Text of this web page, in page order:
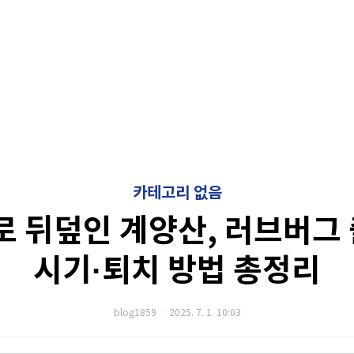
카테고리 없음
뒤덮인 계양산, 러브버그
시기·퇴치 방법 총정리
blog1859 2025. 7. 1. 10:03